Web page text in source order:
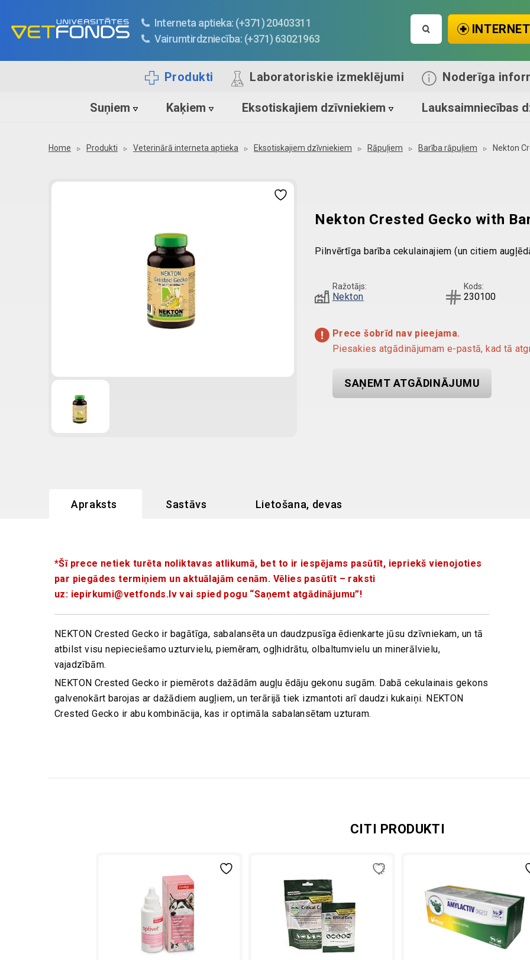
Interneta aptieka: (+371) 20403311
Vairumtirdzniecība: (+371) 63021963
Produkti Laboratoriskie izmeklējumi Noderīga
Suņiem Kaķiem Eksotiskajiem dzīvniekiem Lauksaimniecības
Home Produkti Veterinārā interneta aptieka Eksotiskajiem dzīvniekiem Rāpuļiem Barība rāpuļiem Nekton
Nekton Crested Gecko with
Pilnvērtīga barība cekulainajiem (un citiem
Ražotājs:
Nekton
Kods:
230100
Prece šobrīd nav pieejama.
Piesakies atgādinājumam e-pastā, kad tā
SAŅEMT ATGĀDINĀJUMU
Apraksts Sastāvs Lietošana, devas
*Šī prece netiek turēta noliktavas atlikumā, bet to ir iespējams pasūtīt, iepriekš vienojoties
par piegādes termiņiem un aktuālajām cenām. Vēlies pasūtīt – raksti
uz: iepirkumi@vetfonds.lv vai spied pogu “Saņemt atgādinājumu”!
NEKTON Crested Gecko ir bagātīga, sabalansēta un daudzpusīga ēdienkarte jūsu dzīvniekam, un tā
atbilst visu nepieciešamo uzturvielu, piemēram, ogļhidrātu, olbaltumvielu un minerālvielu,
vajadzībām.
NEKTON Crested Gecko ir piemērots dažādām augļu ēdāju gekonu sugām. Dabā cekulainais gekons
galvenokārt barojas ar dažādiem augļiem, un terārijā tiek izmantoti arī daudzi kukaiņi. NEKTON
Crested Gecko ir abu kombinācija, kas ir optimāla sabalansētam uzturam.
CITI PRODUKTI